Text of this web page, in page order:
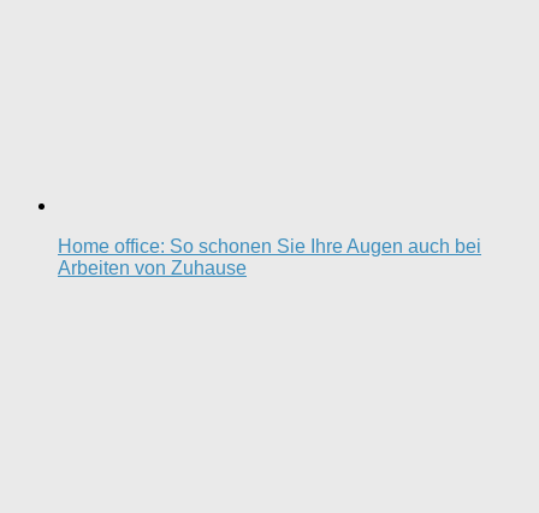
Home office: So schonen Sie Ihre Augen auch bei
Arbeiten von Zuhause